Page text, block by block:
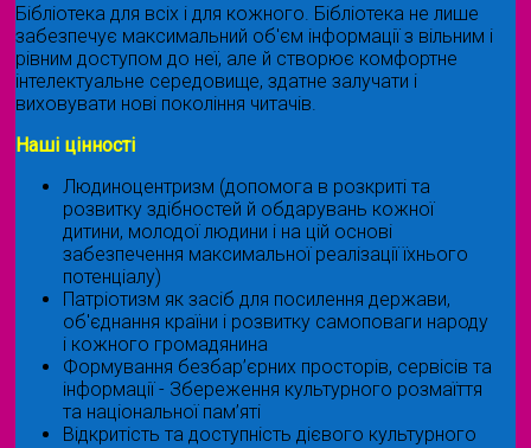
Бібліотека для всіх і для кожного. Бібліотека не лише
забезпечує максимальний об'єм інформації з вільним і
рівним доступом до неї, але й створює комфортне
інтелектуальне середовище, здатне залучати і
виховувати нові покоління читачів.
Наші цінності
Людиноцентризм (допомога в розкриті та
розвитку здібностей й обдарувань кожної
дитини, молодої людини і на цій основі
забезпечення максимальної реалізації їхнього
потенціалу)
Патріотизм як засіб для посилення держави,
об'єднання країни і розвитку самоповаги народу
і кожного громадянина
Формування безбар’єрних просторів, сервісів та
інформації - Збереження культурного розмаїття
та національної пам’яті
Відкритість та доступність дієвого культурного